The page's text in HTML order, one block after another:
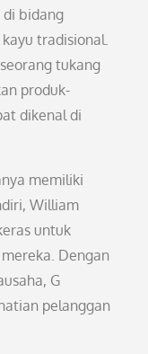
di bidang
tradisional.
tukang
produk-
dikenal di
memiliki
William
untuk
Dengan
G
pelanggan